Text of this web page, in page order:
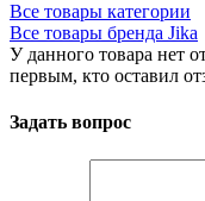
Все товары категории
Все товары бренда Jika
У данного товара нет
первым, кто оставил
Задать вопрос